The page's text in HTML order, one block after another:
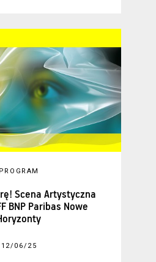
PROGRAM
Scena Artystyczna
BNP Paribas Nowe
12/06/25